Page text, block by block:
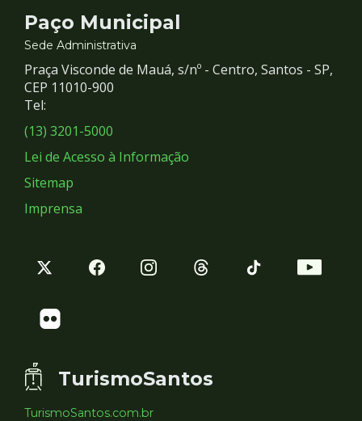
Contato
e
Redes
Sociais
Paço Municipal
Sede Administrativa
Praça Visconde de Mauá, s/nº - Centro, Santos - SP,
CEP 11010-900
Tel:
(13) 3201-5000
Lei de Acesso à Informação
Sitemap
Imprensa
TurismoSantos
TurismoSantos.com.br